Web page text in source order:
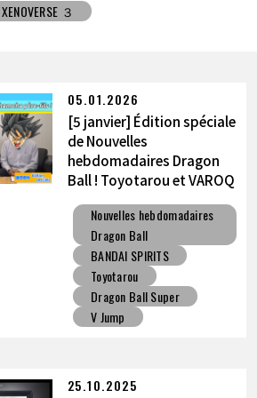
GEKISHIN SQUADRA
Sparking! ZERO05.01.2026
[5 janvier] Édition spéciale
de Nouvelles
hebdomadaires Dragon
Ball ! Toyotarou et VAROQ
ultime Kamehameha père-
fils !
Nouvelles hebdomadaires
Dragon Ball
BANDAI SPIRITS
Toyotarou
Dragon Ball Super
V Jump
25.10.2025